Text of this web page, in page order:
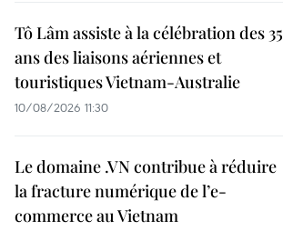
Tô Lâm assiste à la célébration des 35
ans des liaisons aériennes et
touristiques Vietnam-Australie
10/08/2026 11:30
Le domaine .VN contribue à réduire
la fracture numérique de l’e-
commerce au Vietnam